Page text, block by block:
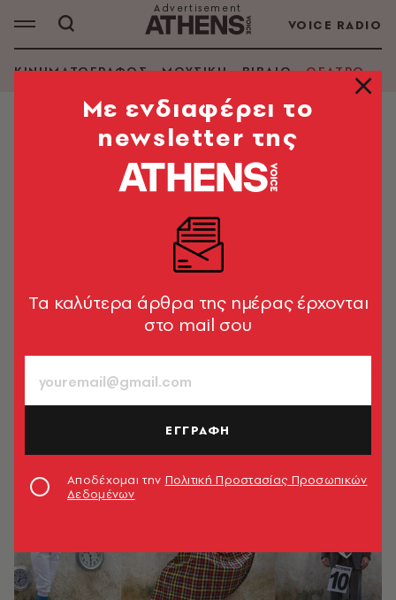
VOICE RADIO
ΚΙΝΗΜΑΤΟΓΡΑΦΟΣ ΜΟΥΣΙΚΗ ΒΙΒΛΙΟ ΘΕΑΤΡΟ -
ΘΕΑΤΡΟ - ΟΠΕΡΑ
«ΜOMENT»: Η Ειρήνη
Αναγνωστοπούλου μας εξηγεί τι
την ενέπνευσε για να ανεβάσει την
«Η συνειδητοποίηση πως δεν μπορούμε να πιάσουμε
τον χρόνο είναι οδυνηρή και ταυτόχρονα
Μαρίνα Ανδριωτάκη
Mε ενδιαφέρει το
newsletter της
Tα καλύτερα άρθρα της ημέρας έρχονται
στο mail σου
ΕΓΓΡΑΦΗ
Αποδέχομαι την Πολιτική Προστασίας Προσωπικών
Δεδομένων